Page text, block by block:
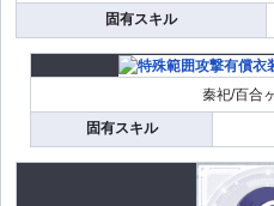
固有スキル
秦祀/百合
固有スキル